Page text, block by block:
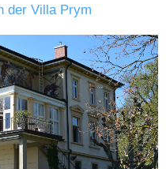
der Villa Prym